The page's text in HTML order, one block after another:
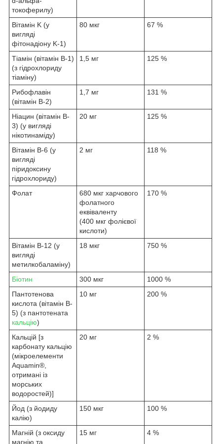
токоферилу)
Вітамін K (у
вигляді
фітонадіону K-1)
80 мкг 67 %
Тіамін (вітамін B-1)
(з гідрохлориду
тіаміну)
1,5 мг 125 %
Рибофлавін
(вітамін B-2)
1,7 мг 131 %
Ніацин (вітамін B-
3) (у вигляді
нікотинаміду)
20 мг 125 %
Вітамін B-6 (у
вигляді
піридоксину
гідрохлориду)
2 мг 118 %
Фолат
680 мкг харчового
фолатного
еквіваленту
(400 мкг фолієвої
кислоти)
170 %
Вітамін B-12 (у
вигляді
метилкобаламіну)
18 мкг 750 %
Біотин 300 мкг
1000 %
Пантотенова
кислота (вітамін B-
5) (з пантотената
кальцію)
10 мг 200 %
Кальцій [з
карбонату кальцію
(мікроелементи
Aquamin®,
отримані із
морських
водоростей)]
20 мг 2 %
Йод (з йодиду
калію)
150 мкг 100 %
Магній (з оксиду
магнію та
15 мг 4 %